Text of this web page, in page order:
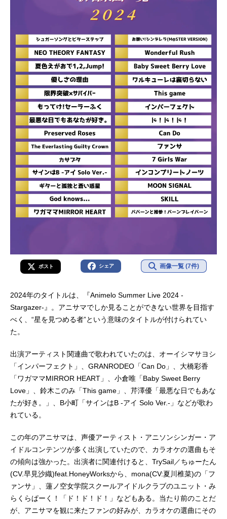
ポスト シェア 画像一覧 (7件)
2024年のタイトルは、『Animelo Summer Live 2024 -
Stargazer-』。アニサマでしか見ることができない世界を目指す
べく、“星を見つめる者”という意味のタイトルが付けられてい
た。
出演アーティスト関連曲で歌われていたのは、オーイシマサヨシ
「インパーフェクト」、GRANRODEO「Can Do」、大橋彩香
「ワガママMIRROR HEART」、小倉唯「Baby Sweet Berry
Love」、鈴木このみ「This game」、芹澤優「最悪な日でもあな
たが好き。」、B小町「サインはB -アイ Solo Ver.-」などが歌わ
れている。
この年のアニサマは、声優アーティスト・アニソンシンガー・ア
イドルコンテンツが多く出演していたので、カラオケの選曲もそ
の傾向は強かった。出演者に関連付けると、TrySail／ちゅーたん
(CV.早見沙織)feat.HoneyWorksから、mona(CV:夏川椎菜)の「フ
ァンサ」、蓮ノ空女学院スクールアイドルクラブのユニット・み
らくらぱーく！「ド！ド！ド！」などもある。当たり前のことだ
が、アニサマを観に来たファンの好みが、カラオケの選曲にその